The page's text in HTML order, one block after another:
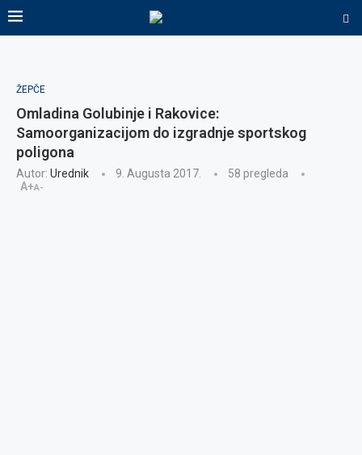
ŽEPČE
Omladina Golubinje i Rakovice:
Samoorganizacijom do izgradnje sportskog
poligona
Autor: Urednik 9. Augusta 2017. 58 pregleda
A+A-